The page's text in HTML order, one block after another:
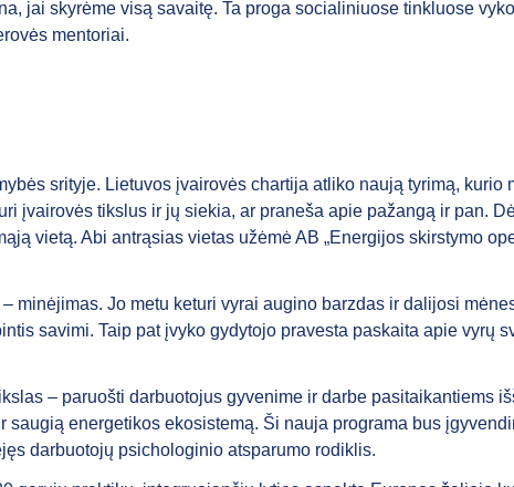
jai skyrėme visą savaitę. Ta proga socialiniuose tinkluose
mentoriai.
srityje. Lietuvos įvairovės chartija atliko naują tyrimą, kurio
įvairovės tikslus ir jų siekia, ar praneša apie pažangą ir pan.
vietą. Abi antrąsias vietas užėmė AB „Energijos skirstymo
minėjimas. Jo metu keturi vyrai augino barzdas ir dalijosi
savimi. Taip pat įvyko gydytojo pravesta paskaita apie vyrų
– paruošti darbuotojus gyvenime ir darbe pasitaikantiems
energetikos ekosistemą. Ši nauja programa bus
darbuotojų psichologinio atsparumo rodiklis.